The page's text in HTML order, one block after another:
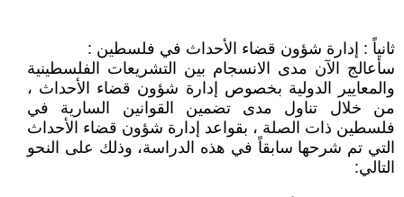
ثانياً : إدارة شؤون قضاء الأحداث في فلسطين :
سأعالج الآن مدى الانسجام بين التشريعات الفلسطينية
والمعايير الدولية بخصوص إدارة شؤون قضاء الأحداث ،
من خلال تناول مدى تضمين القوانين السارية في
فلسطين ذات الصلة ، بقواعد إدارة شؤون قضاء الأحداث
التي تم شرحها سابقاً في هذه الدراسة، وذلك على النحو
التالي: